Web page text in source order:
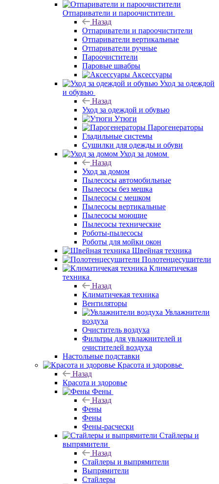
Отпариватели и пароочистители
Назад
Отпариватели и пароочистители
Отпариватели вертикальные
Отпариватели ручные
Пароочистители
Паровые швабры
Аксессуары
Уход за одеждой
и обувью
Назад
Уход за одеждой и обувью
Утюги
Парогенераторы
Гладильные системы
Сушилки для одежды и обуви
Уход за домом
Назад
Уход за домом
Пылесосы автомобильные
Пылесосы без мешка
Пылесосы с мешком
Пылесосы вертикальные
Пылесосы моющие
Пылесосы технические
Роботы-пылесосы
Роботы для мойки окон
Швейная техника
Полотенцесушители
Климатичекая
техника
Назад
Климатичекая техника
Вентиляторы
Увлажнители
воздуха
Очиститель воздуха
Фильтры для увлажнителей и
очистителей воздуха
Настольные подставки
Красота и здоровье
Назад
Красота и здоровье
Фены
Назад
Фены
Фены
Фены-расчески
Стайлеры и
выпрямители
Назад
Стайлеры и выпрямители
Выпрямители
Стайлеры